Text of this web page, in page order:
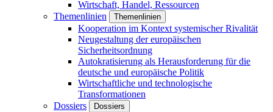
Wirtschaft, Handel, Ressourcen
Themenlinien
Themenlinien
Kooperation im Kontext systemischer Rivalität
Neugestaltung der europäischen
Sicherheitsordnung
Autokratisierung als Herausforderung für die
deutsche und europäische Politik
Wirtschaftliche und technologische
Transformationen
Dossiers
Dossiers